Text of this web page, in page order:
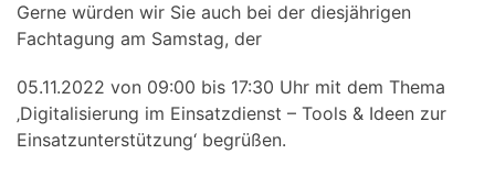
Gerne würden wir Sie auch bei der diesjährigen
Fachtagung am Samstag, der
05.11.2022 von 09:00 bis 17:30 Uhr mit dem Thema
‚Digitalisierung im Einsatzdienst – Tools & Ideen zur
Einsatzunterstützung‘ begrüßen.